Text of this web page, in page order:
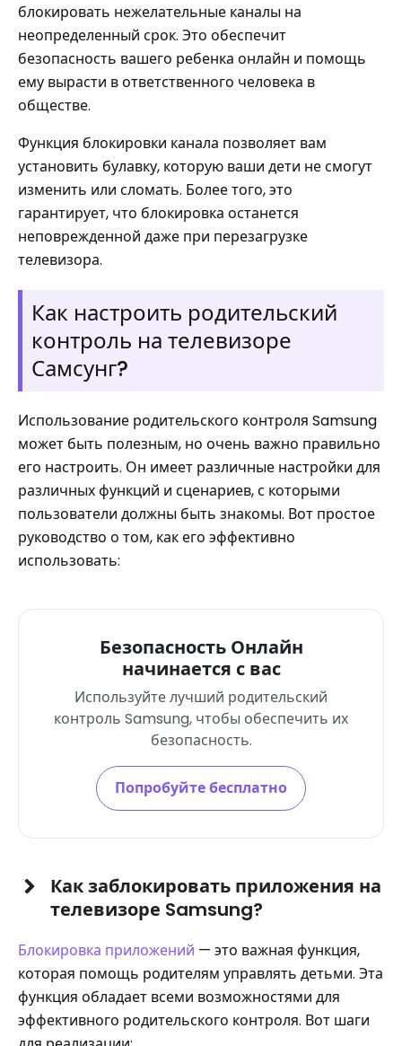
блокировать нежелательные каналы на
неопределенный срок. Это обеспечит
безопасность вашего ребенка онлайн и помощь
ему вырасти в ответственного человека в
обществе.
Функция блокировки канала позволяет вам
установить булавку, которую ваши дети не смогут
изменить или сломать. Более того, это
гарантирует, что блокировка останется
неповрежденной даже при перезагрузке
телевизора.
Как настроить родительский
контроль на телевизоре
Самсунг?
Использование родительского контроля Samsung
может быть полезным, но очень важно правильно
его настроить. Он имеет различные настройки для
различных функций и сценариев, с которыми
пользователи должны быть знакомы. Вот простое
руководство о том, как его эффективно
использовать:
Безопасность Онлайн
начинается с вас
Используйте лучший родительский
контроль Samsung, чтобы обеспечить их
безопасность.
Попробуйте бесплатно
Как заблокировать приложения на
телевизоре Samsung?
Блокировка приложений — это важная функция,
которая помощь родителям управлять детьми. Эта
функция обладает всеми возможностями для
эффективного родительского контроля. Вот шаги